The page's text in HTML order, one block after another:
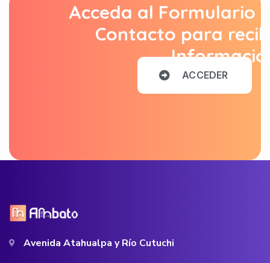
Acceda al Formulario
Contacto para
ACCEDER
Avenida Atahualpa y Río Cutuchi